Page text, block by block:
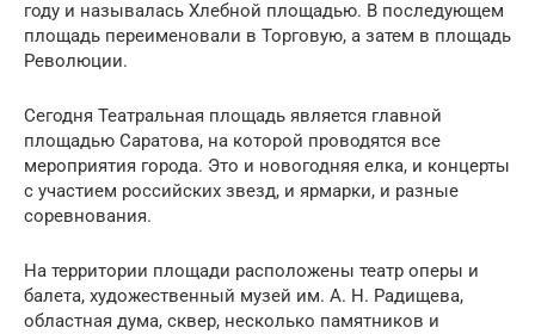
году и называлась Хлебной площадью. В последующем
площадь переименовали в Торговую, а затем в площадь
Революции.
Сегодня Театральная площадь является главной
площадью Саратова, на которой проводятся все
мероприятия города. Это и новогодняя елка, и концерты
с участием российских звезд, и ярмарки, и разные
соревнования.
На территории площади расположены театр оперы и
балета, художественный музей им. А. Н. Радищева,
областная дума, сквер, несколько памятников и